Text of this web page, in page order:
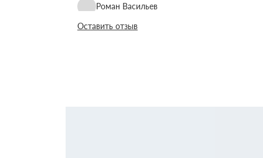
Роман Васильев
Материал соответствует описанию, после
Оставить отзыв